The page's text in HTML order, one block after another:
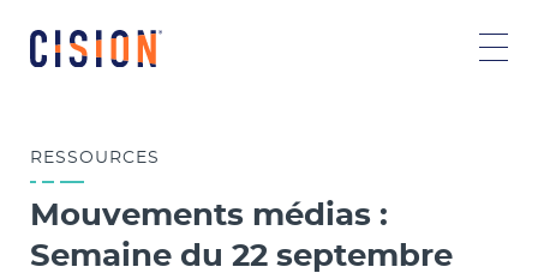
RESSOURCES
Mouvements médias :
Semaine du 22 septembre